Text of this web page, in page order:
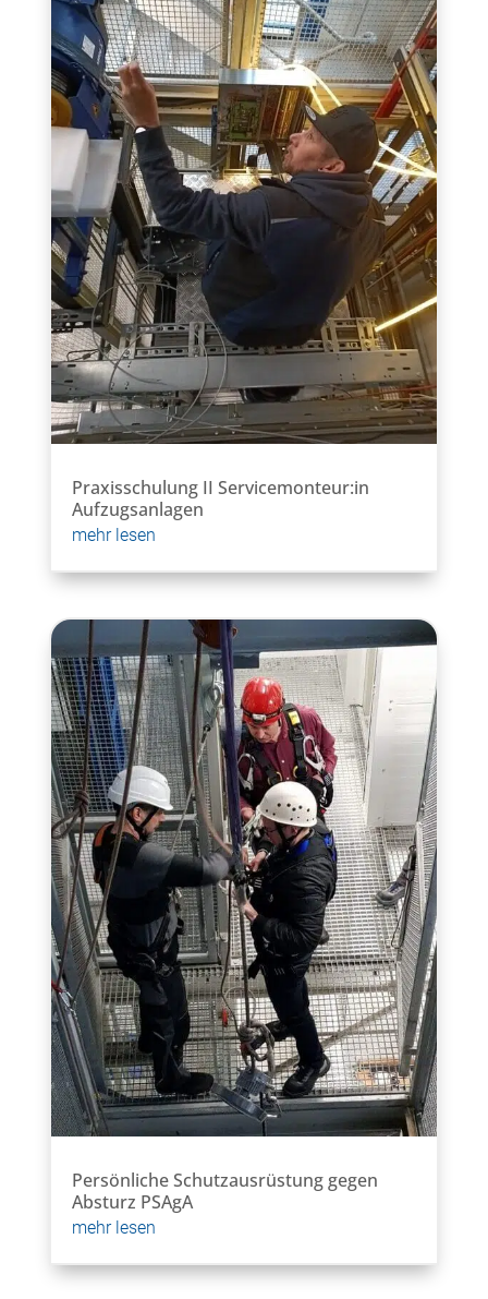
Praxisschulung II Servicemonteur:in
Aufzugsanlagen
mehr lesen
Persönliche Schutzausrüstung gegen
Absturz PSAgA
mehr lesen